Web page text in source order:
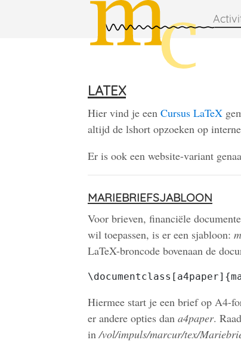
latex
Hier vind je een Cursus LaTeX
altijd de lshort opzoeken op
Er is ook een website-variant
mariebriefsjabloon
Voor brieven, financiële
wil toepassen, is er een sjabloon:
LaTeX-broncode bovenaan de
Hiermee start je een brief op A4-
er andere opties dan a4paper.
in/vol/impuls/marcur/tex/